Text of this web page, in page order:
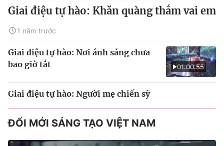
Giai điệu tự hào: Khăn quàng thắm vai em
1 năm trước
01:00:55
Giai điệu tự hào: Nơi ánh sáng chưa
bao giờ tắt
Giai điệu tự hào: Người mẹ chiến sỹ
ĐỔI MỚI SÁNG TẠO VIỆT NAM